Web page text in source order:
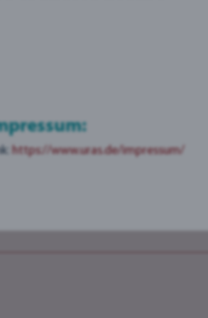
Betrachters auf sich ziehen und ihr
Kunden zu erreichen und zu
können Marken wiedererkennbar und
zu vermitteln. Dies kann
transportieren und auf wichtige
von Bedeutung.
https://www.uras.de/impressum/